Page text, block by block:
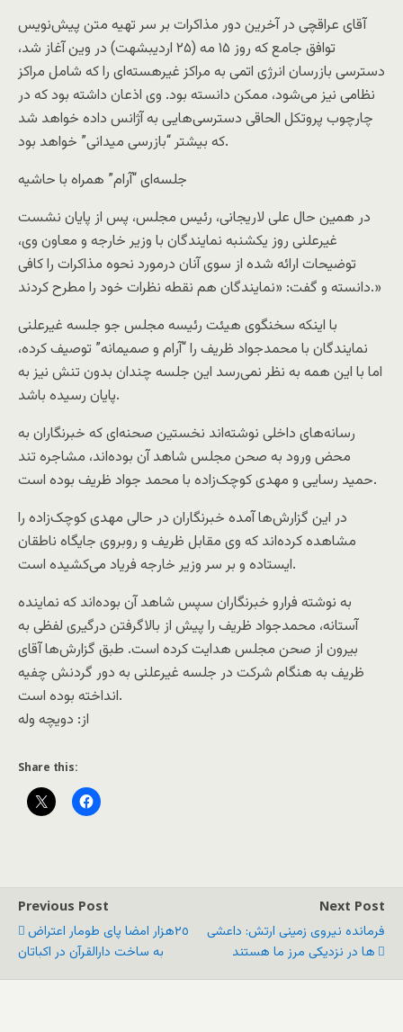
آقای عراقچی در آخرین دور مذاکرات بر سر تهیه متن پیش‌نویس
توافق جامع که روز ۱۵ مه (۲۵ اردیبشهت) در وین آغاز شد،
دسترسی بازرسان انرژی اتمی به مراکز غیرهسته‌ای را که شامل مراکز
نظامی نیز می‌شود، ممکن دانسته بود. وی اذعان داشته بود که در
چارچوب پروتکل الحاقی دسترسی‌هایی به آژانس داده خواهد شد
که بیشتر “بازرسی میدانی” خواهد بود.
جلسه‌ای “آرام” همراه با حاشیه
در همین حال علی لاریجانی، رئیس مجلس، پس از پایان نشست
غیرعلنی روز یکشنبه نمایندگان با وزیر خارجه و معاون وی،
توضیحات ارائه شده از سوی آنان درمورد نحوه مذاکرات را کافی
دانسته و گفت: «نمایندگان هم نقطه نظرات خود را مطرح کردند.»
با اینکه سخنگوی هیئت رئیسه مجلس جو جلسه غیرعلنی
نمایندگان با محمدجواد ظریف را “آرام و صمیمانه” توصیف کرده،
اما با این همه به نظر نمی‌رسد این جلسه چندان بدون تنش نیز به
پایان رسیده باشد.
رسانه‌های داخلی نوشته‌اند نخستین صحنه‌ای که خبرنگاران به
محض ورود به صحن مجلس شاهد آن بوده‌اند، مشاجره تند
حمید رسایی و مهدی کوچک‌زاده با محمد جواد ظریف بوده است.
در این گزارش‌ها آمده خبرنگاران در حالی مهدی کوچک‌زاده را
مشاهده کرده‌اند که وی مقابل ظریف و روبروی جایگاه ناطقان
ایستاده و بر سر وزیر خارجه فریاد می‌کشیده است.
به نوشته فرارو خبرنگاران سپس شاهد آن بوده‌اند که نماینده
آستانه، محمدجواد ظریف را پیش از بالاگرفتن درگیری لفظی به
بیرون از صحن مجلس هدایت کرده است. طبق گزارش‌ها آقای
ظریف به هنگام شرکت در جلسه غیرعلنی به دور گردنش چفیه
انداخته بوده است.
از: دويچه وله
Share this:
Previous Post
٢٥‌هزار امضا پای طومار اعتراض
به ساخت دارالقرآن در اکباتان
Next Post
فرمانده نیروی زمینی ارتش: داعشی
ها در نزدیکی مرز ما هستند